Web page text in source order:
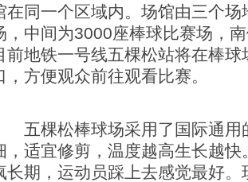
在同一个区域内。场馆由三个
，中间为3000座棒球比赛场，
前地铁一号线五棵松站将在棒
，方便观众前往观看比赛。
五棵松棒球场采用了国际通用
，适宜修剪，温度越高生长越
长期，运动员踩上去感觉最好